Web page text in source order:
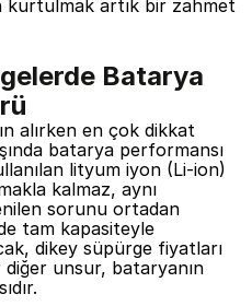
artık bir zahmet
Batarya
alırken en çok dikkat
batarya performansı
lityum iyon (Li-ion)
kalmaz, aynı
sorunu ortadan
tam kapasiteyle
dikey süpürge fiyatları
unsur, bataryanın